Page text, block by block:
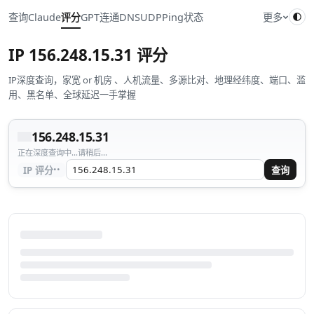
查询Claude评分GPT连通DNSUDPPing状态 更多
IP 156.248.15.31 评分
IP深度查询，家宽 or 机房 、人机流量、多源比对、地理经纬度、端口、滥
用、黑名单、全球延迟一手掌握
156.248.15.31
正在深度查询中...请稍后...
IP 评分·· 查询